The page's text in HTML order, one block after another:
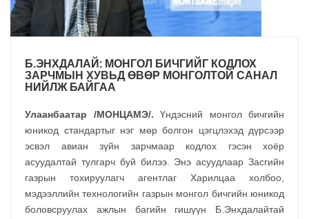
Б.ЭНХДАЛАЙ: МОНГОЛ БИЧГИЙГ КОДЛОХ
ЗАРЧМЫН ХУВЬД ӨВӨР МОНГОЛТОЙ САНАЛ
НИЙЛЖ БАЙГАА
Улаанбаатар /МОНЦАМЭ/. Үндэсний монгол бичгийн
юникод стандартыг нэг мөр болгон цэгцлэхэд дүрсээр
эсвэл авиан зүйн зарчмаар кодлох гэсэн хоёр
асуудалтай тулгарч буй билээ. Энэ асуудлаар Засгийн
газрын тохируулагч агентлаг Харилцаа холбоо,
мэдээллийн технологийн газрын монгол бичгийн юникод
боловсруулах ажлын багийн гишүүн Б.Энхдалайтай